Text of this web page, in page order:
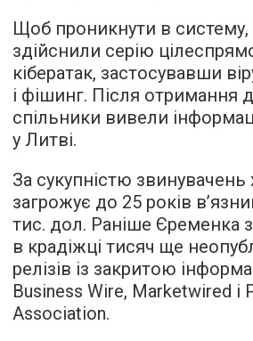
Щоб проникнути в систему,
здійснили серію
кібератак, застосувавши
і фішинг. Після отримання
спільники вивели
у Литві.
За сукупністю звинувачень
загрожує до 25 років
тис. дол. Раніше Єременка
в крадіжці тисяч ще
релізів із закритою
Business Wire, Marketwired і
Association.